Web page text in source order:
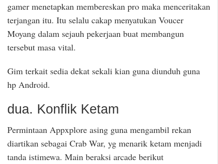
gamer menetapkan membereskan pro maka menceritakan
terjangan itu. Itu selalu cakap menyatukan Voucer
Moyang dalam sejauh pekerjaan buat membangun
tersebut masa vital.
Gim terkait sedia dekat sekali kian guna diunduh guna
hp Android.
dua. Konflik Ketam
Permintaan Appxplore asing guna mengambil rekan
diartikan sebagai Crab War, yg menarik ketam menjadi
tanda istimewa. Main beraksi arcade berikut